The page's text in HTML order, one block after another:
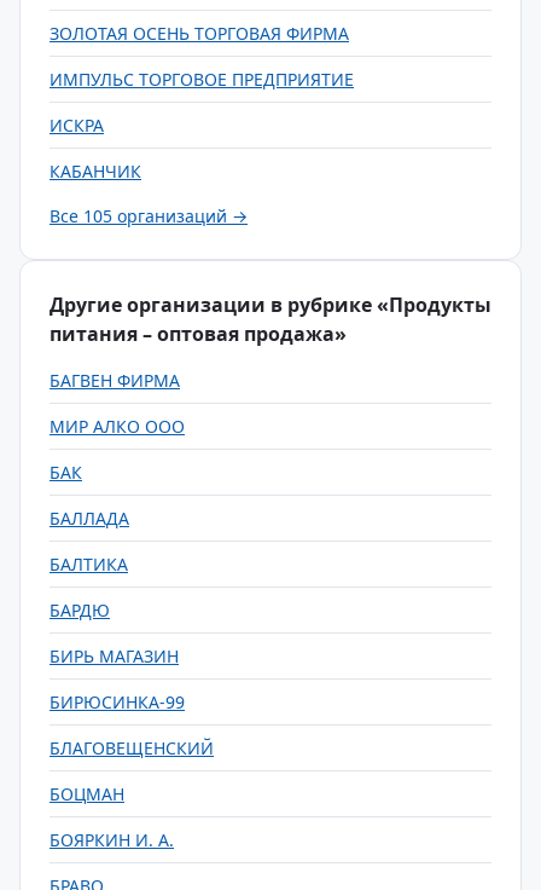
ЗОЛОТАЯ ОСЕНЬ ТОРГОВАЯ ФИРМА
ИМПУЛЬС ТОРГОВОЕ ПРЕДПРИЯТИЕ
ИСКРА
КАБАНЧИК
Все 105 организаций →
Другие организации в рубрике «Продукты
питания – оптовая продажа»
БАГВЕН ФИРМА
МИР АЛКО ООО
БАК
БАЛЛАДА
БАЛТИКА
БАРДЮ
БИРЬ МАГАЗИН
БИРЮСИНКА-99
БЛАГОВЕЩЕНСКИЙ
БОЦМАН
БОЯРКИН И. А.